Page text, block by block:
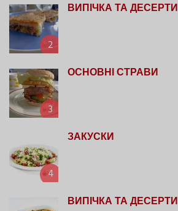
2
ВИПІЧКА ТА ДЕСЕРТИ
3
ОСНОВНІ СТРАВИ
4
ЗАКУСКИ
ВИПІЧКА ТА ДЕСЕРТИ